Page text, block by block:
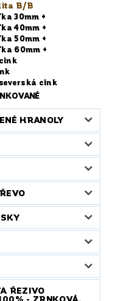
B/B
30mm +
40mm +
50mm +
60mm +
cink
HRANOLY
ŘEZIVO
- ZRNKOVÁ,